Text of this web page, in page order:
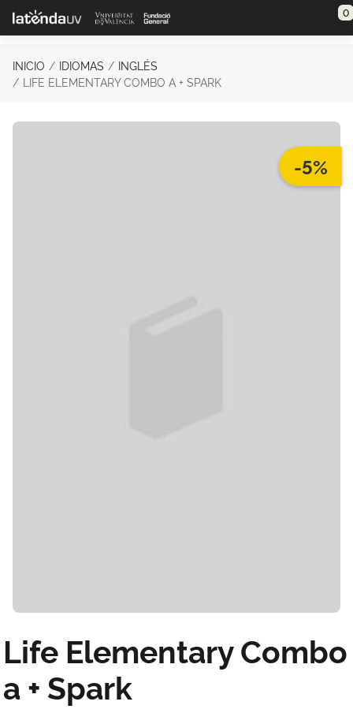
Saltar al contenido principal 0
INICIO IDIOMAS
INGLÉS
LIFE ELEMENTARY COMBO A + SPARK
-5%
Life Elementary Combo
a + Spark